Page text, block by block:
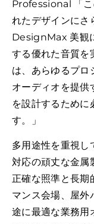
Professional 「こ
れたデザインにさ
DesignMax 美観
する優れた音質を
は、あらゆるプロ
オーディオを提供
を設計するために
す。」
多用途性を重視し
対応の頑丈な金属
正確な照準と長期
マンス会場、屋外
途に最適な業務用